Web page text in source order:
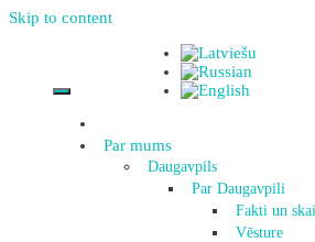
Skip to content
Par mums
Daugavpils
Par Daugavpili
Fakti un
Vēsture